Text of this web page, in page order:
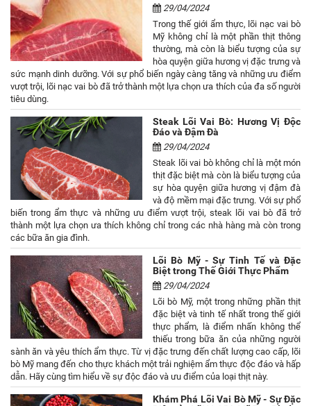
29/04/2024
Trong thế giới ẩm thực, lõi nạc vai bò
Mỹ không chỉ là một phần thịt thông
thường, mà còn là biểu tượng của sự
hòa quyện giữa hương vị đặc trưng và
sức mạnh dinh dưỡng. Với sự phổ biến ngày càng tăng và những ưu điểm
vượt trội, lõi nạc vai bò đã trở thành một lựa chọn ưa thích của đa số người
tiêu dùng.
Steak Lõi Vai Bò: Hương Vị Độc
Đáo và Đậm Đà
29/04/2024
Steak lõi vai bò không chỉ là một món
thịt đặc biệt mà còn là biểu tượng của
sự hòa quyện giữa hương vị đậm đà
và độ mềm mại đặc trưng. Với sự phổ
biến trong ẩm thực và những ưu điểm vượt trội, steak lõi vai bò đã trở
thành một lựa chọn ưa thích không chỉ trong các nhà hàng mà còn trong
các bữa ăn gia đình.
Lõi Bò Mỹ - Sự Tinh Tế và Đặc
Biệt trong Thế Giới Thực Phẩm
29/04/2024
Lõi bò Mỹ, một trong những phần thịt
đặc biệt và tinh tế nhất trong thế giới
thực phẩm, là điểm nhấn không thể
thiếu trong bữa ăn của những người
sành ăn và yêu thích ẩm thực. Từ vị đặc trưng đến chất lượng cao cấp, lõi
bò Mỹ mang đến cho thực khách một trải nghiệm ẩm thực độc đáo và hấp
dẫn. Hãy cùng tìm hiểu về sự độc đáo và ưu điểm của loại thịt này.
Khám Phá Lõi Vai Bò Mỹ - Sự Đặc